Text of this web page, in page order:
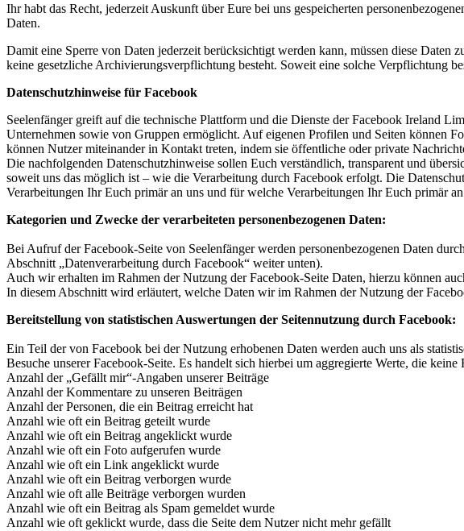
Ihr habt das Recht, jederzeit Auskunft über Eure bei uns gespeicherten
Daten.
Damit eine Sperre von Daten jederzeit berücksichtigt werden kann, müssen diese
keine gesetzliche Archivierungsverpflichtung besteht. Soweit eine solche Verpflichtung
Datenschutzhinweise für Facebook
Seelenfänger greift auf die technische Plattform und die Dienste der Facebook Ireland
Unternehmen sowie von Gruppen ermöglicht. Auf eigenen Profilen und Seiten können
können Nutzer miteinander in Kontakt treten, indem sie öffentliche oder private
Die nachfolgenden Datenschutzhinweise sollen Euch verständlich, transparent und
soweit uns das möglich ist – wie die Verarbeitung durch Facebook erfolgt. Die
Verarbeitungen Ihr Euch primär an uns und für welche Verarbeitungen Ihr Euch primär
Kategorien und Zwecke der verarbeiteten personenbezogenen Daten:
Bei Aufruf der Facebook-Seite von Seelenfänger werden personenbezogenen Daten
Abschnitt „Datenverarbeitung durch Facebook“ weiter unten).
Auch wir erhalten im Rahmen der Nutzung der Facebook-Seite Daten, hierzu können
In diesem Abschnitt wird erläutert, welche Daten wir im Rahmen der Nutzung der
Bereitstellung von statistischen Auswertungen der Seitennutzung durch Facebook:
Ein Teil der von Facebook bei der Nutzung erhobenen Daten werden auch uns als
Besuche unserer Facebook-Seite. Es handelt sich hierbei um aggregierte Werte, die
Anzahl der „Gefällt mir“-Angaben unserer Beiträge
Anzahl der Kommentare zu unseren Beiträgen
Anzahl der Personen, die ein Beitrag erreicht hat
Anzahl wie oft ein Beitrag geteilt wurde
Anzahl wie oft ein Beitrag angeklickt wurde
Anzahl wie oft ein Foto aufgerufen wurde
Anzahl wie oft ein Link angeklickt wurde
Anzahl wie oft ein Beitrag verborgen wurde
Anzahl wie oft alle Beiträge verborgen wurden
Anzahl wie oft ein Beitrag als Spam gemeldet wurde
Anzahl wie oft geklickt wurde, dass die Seite dem Nutzer nicht mehr gefällt